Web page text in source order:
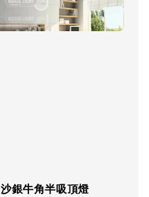
沙銀牛角半吸頂燈